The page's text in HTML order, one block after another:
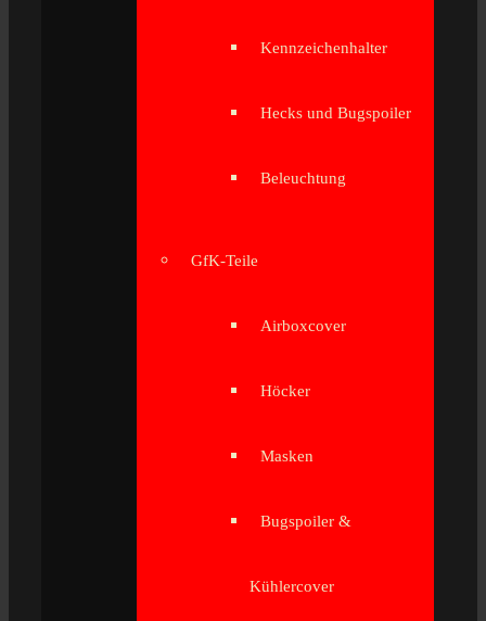
Kennzeichenhalter
Hecks und Bugspoiler
Beleuchtung
GfK-Teile
Airboxcover
Höcker
Masken
Bugspoiler &
Kühlercover